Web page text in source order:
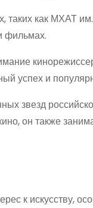
таких как МХАТ
фильмах.
успех и
звезд
он также
к искусству,